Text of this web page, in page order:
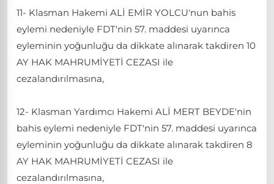
11- Klasman Hakemi ALİ EMİR YOLCU'nun bahis
eylemi nedeniyle FDT'nin 57. maddesi uyarınca
eyleminin yoğunluğu da dikkate alınarak takdiren 10
AY HAK MAHRUMİYETİ CEZASI ile
cezalandırılmasına,
12- Klasman Yardımcı Hakemi ALİ MERT BEYDE'nin
bahis eylemi nedeniyle FDT'nin 57. maddesi uyarınca
eyleminin yoğunluğu da dikkate alınarak takdiren 8
AY HAK MAHRUMİYETİ CEZASI ile
cezalandırılmasına,